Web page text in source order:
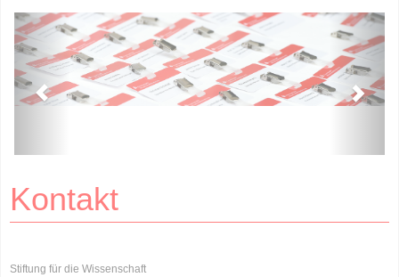
Kontakt
Stiftung für die Wissenschaft